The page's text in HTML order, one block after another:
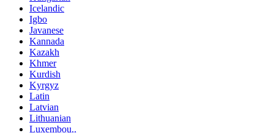
Icelandic
Igbo
Javanese
Kannada
Kazakh
Khmer
Kurdish
Kyrgyz
Latin
Latvian
Lithuanian
Luxembou..